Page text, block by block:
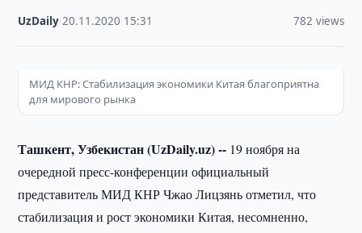
UzDaily ·20.11.2020 15:31 782 views
МИД КНР: Стабилизация экономики Китая благоприятна
для мирового рынка
Ташкент, Узбекистан (UzDaily.uz) -- 19 ноября на
очередной пресс-конференции официальный
представитель МИД КНР Чжао Лицзянь отметил, что
стабилизация и рост экономики Китая, несомненно,